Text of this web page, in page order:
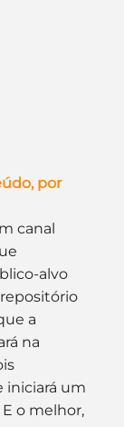
por
canal
alvo
a
na
iniciará um
o melhor,